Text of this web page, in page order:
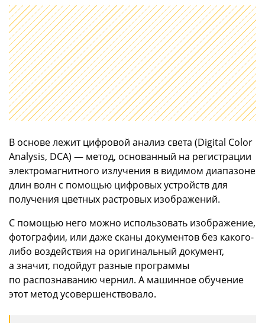
В основе лежит цифровой анализ света (Digital Color
Analysis, DCA) — метод, основанный на регистрации
электромагнитного излучения в видимом диапазоне
длин волн с помощью цифровых устройств для
получения цветных растровых изображений.
С помощью него можно использовать изображение,
фотографии, или даже сканы документов без какого-
либо воздействия на оригинальный документ,
а значит, подойдут разные программы
по распознаванию чернил. А машинное обучение
этот метод усовершенствовало.